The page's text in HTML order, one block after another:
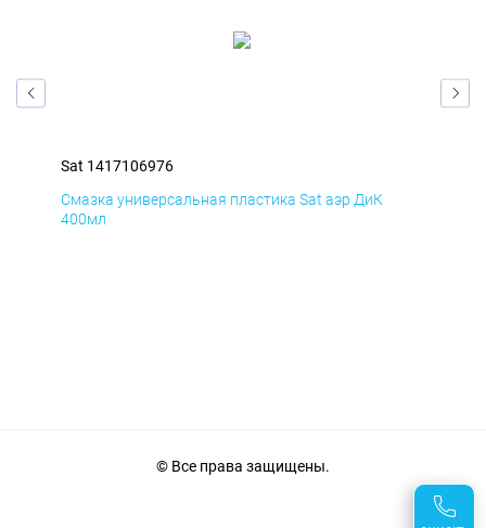
Sat 1417106976
Смазка универсальная пластика Sat аэр ДиК
400мл
© Все права защищены.